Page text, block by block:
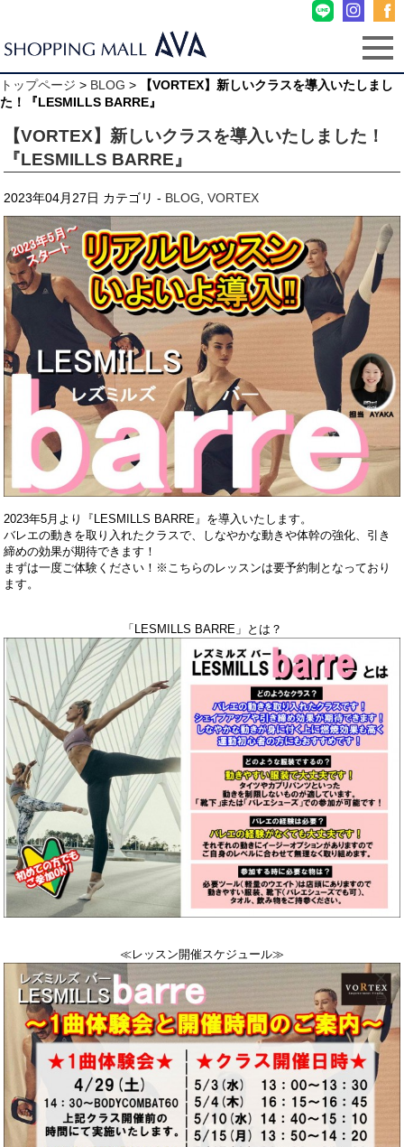
トップページ > BLOG >
【VORTEX】新しいクラスを導入いたしまし
た！『LESMILLS BARRE』
【VORTEX】新しいクラスを導入いたしました！
『LESMILLS BARRE』
2023年04月27日 カテゴリ - BLOG ,VORTEX
2023年5月より『LESMILLS BARRE』を導入いたします。
バレエの動きを取り入れたクラスで、しなやかな動きや体幹の強化、引き
締めの効果が期待できます！
まずは一度ご体験ください！※こちらのレッスンは要予約制となっており
ます。
「LESMILLS BARRE」とは？
≪レッスン開催スケジュール≫